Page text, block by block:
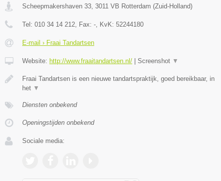
Scheepmakershaven 33 3011 VB Rotterdam (Zuid-Holland)
Tel: 010 34 14 212 , Fax: - , KvK: 52244180
E-mail › Fraai Tandartsen
Website: http://www.fraaitandartsen.nl/ | Screenshot ▼
Fraai Tandartsen is een nieuwe tandartspraktijk, goed bereikbaar, in
het ▼
Diensten onbekend
Openingstijden onbekend
Sociale media: